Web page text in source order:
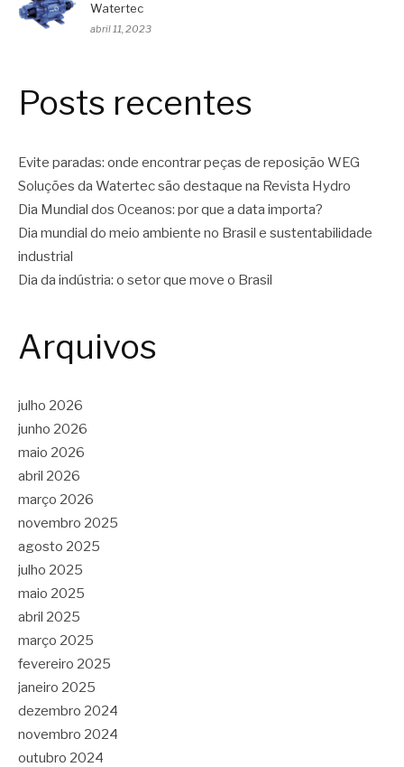
Watertec
abril 11, 2023
Posts recentes
Evite paradas: onde encontrar peças de reposição WEG
Soluções da Watertec são destaque na Revista Hydro
Dia Mundial dos Oceanos: por que a data importa?
Dia mundial do meio ambiente no Brasil e sustentabilidade
industrial
Dia da indústria: o setor que move o Brasil
Arquivos
julho 2026
junho 2026
maio 2026
abril 2026
março 2026
novembro 2025
agosto 2025
julho 2025
maio 2025
abril 2025
março 2025
fevereiro 2025
janeiro 2025
dezembro 2024
novembro 2024
outubro 2024